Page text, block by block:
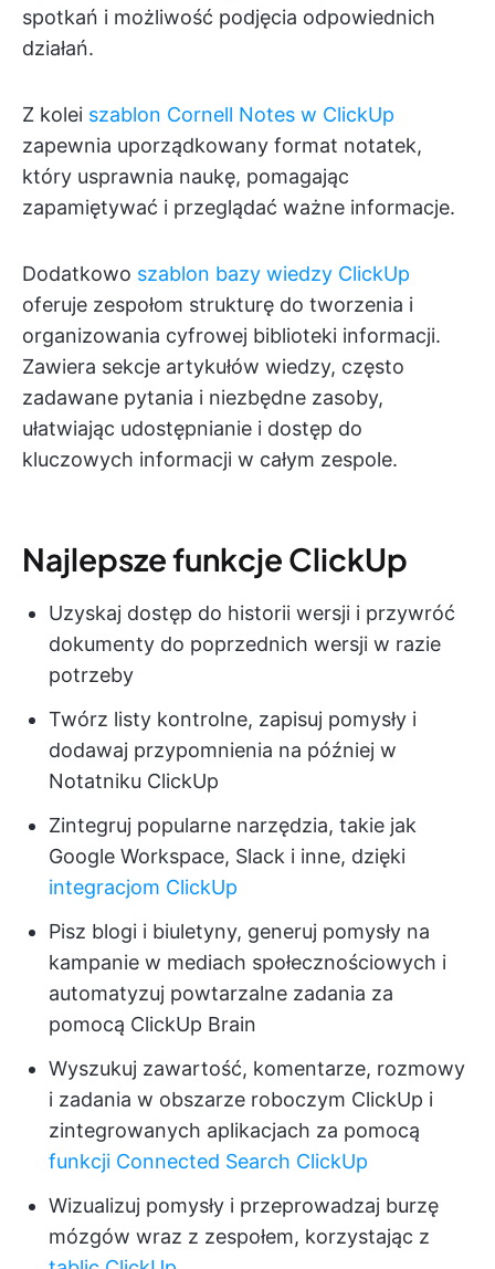
spotkań i możliwość podjęcia odpowiednich
działań.
Z kolei szablon Cornell Notes w ClickUp
zapewnia uporządkowany format notatek,
który usprawnia naukę, pomagając
zapamiętywać i przeglądać ważne informacje.
Dodatkowo szablon bazy wiedzy ClickUp
oferuje zespołom strukturę do tworzenia i
organizowania cyfrowej biblioteki informacji.
Zawiera sekcje artykułów wiedzy, często
zadawane pytania i niezbędne zasoby,
ułatwiając udostępnianie i dostęp do
kluczowych informacji w całym zespole.
Najlepsze funkcje ClickUp
Uzyskaj dostęp do historii wersji i przywróć
dokumenty do poprzednich wersji w razie
potrzeby
Twórz listy kontrolne, zapisuj pomysły i
dodawaj przypomnienia na później w
Notatniku ClickUp
Zintegruj popularne narzędzia, takie jak
Google Workspace, Slack i inne, dzięki
integracjom ClickUp
Pisz blogi i biuletyny, generuj pomysły na
kampanie w mediach społecznościowych i
automatyzuj powtarzalne zadania za
pomocą ClickUp Brain
Wyszukuj zawartość, komentarze, rozmowy
i zadania w obszarze roboczym ClickUp i
zintegrowanych aplikacjach za pomocą
funkcji Connected Search ClickUp
Wizualizuj pomysły i przeprowadzaj burzę
mózgów wraz z zespołem, korzystając z